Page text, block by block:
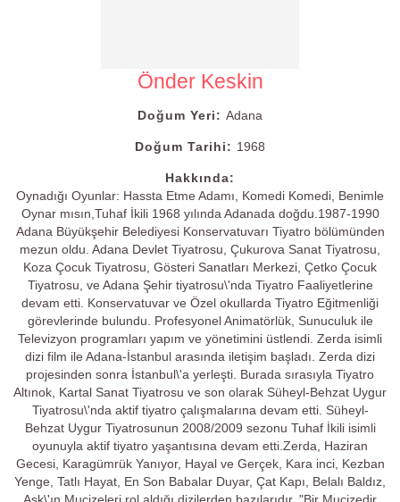
Önder Keskin
Doğum Yeri: Adana
Doğum Tarihi: 1968
Hakkında:
Oynadığı Oyunlar: Hassta Etme Adamı, Komedi Komedi, Benimle
Oynar mısın,Tuhaf İkili 1968 yılında Adanada doğdu.1987-1990
Adana Büyükşehir Belediyesi Konservatuvarı Tiyatro bölümünden
mezun oldu. Adana Devlet Tiyatrosu, Çukurova Sanat Tiyatrosu,
Koza Çocuk Tiyatrosu, Gösteri Sanatları Merkezi, Çetko Çocuk
Tiyatrosu, ve Adana Şehir tiyatrosu\'nda Tiyatro Faaliyetlerine
devam etti. Konservatuvar ve Özel okullarda Tiyatro Eğitmenliği
görevlerinde bulundu. Profesyonel Animatörlük, Sunuculuk ile
Televizyon programları yapım ve yönetimini üstlendi. Zerda isimli
dizi film ile Adana-İstanbul arasında iletişim başladı. Zerda dizi
projesinden sonra İstanbul\'a yerleşti. Burada sırasıyla Tiyatro
Altınok, Kartal Sanat Tiyatrosu ve son olarak Süheyl-Behzat Uygur
Tiyatrosu\'nda aktif tiyatro çalışmalarına devam etti. Süheyl-
Behzat Uygur Tiyatrosunun 2008/2009 sezonu Tuhaf İkili isimli
oyunuyla aktif tiyatro yaşantısına devam etti.Zerda, Haziran
Gecesi, Karagümrük Yanıyor, Hayal ve Gerçek, Kara inci, Kezban
Yenge, Tatlı Hayat, En Son Babalar Duyar, Çat Kapı, Belalı Baldız,